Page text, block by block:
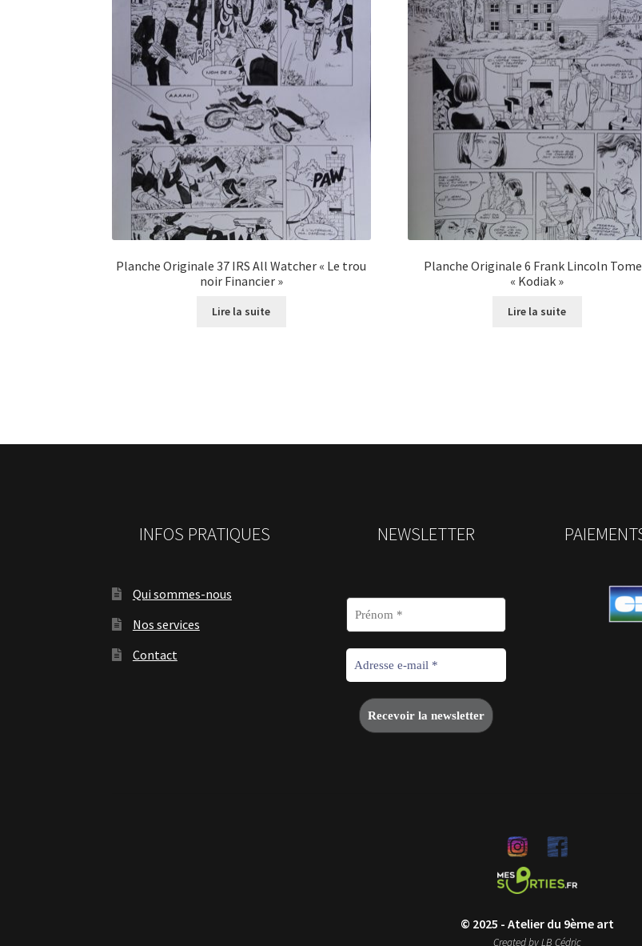
Planche Originale 37 IRS All Watcher « Le trou
noir Financier »
Lire la suite
Planche Originale 6 Frank Lincoln
« Kodiak »
Lire la suite
INFOS PRATIQUES
Qui sommes-nous
Nos services
Contact
NEWSLETTER
© 2025 - Atelier du 9ème art
Created by LB Cédric